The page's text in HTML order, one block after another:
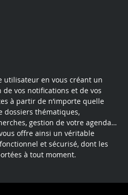
utilisateur en vous créant un
vos notifications et de vos
à partir de n’importe quelle
dossiers thématiques,
gestion de votre agenda…
offre ainsi un véritable
et sécurisé, dont les
à tout moment.